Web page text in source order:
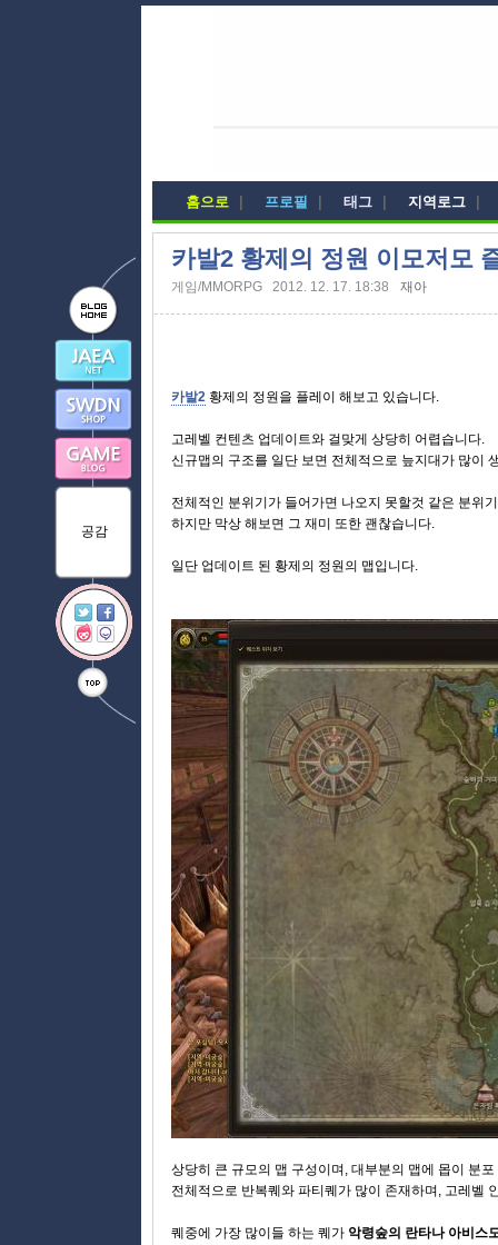
홈으로 프로필 태그 지역로그
카발2 황제의 정원 이모저모
게임/MMORPG 2012. 12. 17. 18:38 재아
카발2 황제의 정원을 플레이 해보고 있습니다.
고레벨 컨텐츠 업데이트와 걸맞게 상당히 어렵습니다.
신규맵의 구조를 일단 보면 전체적으로 늪지대가 많이
전체적인 분위기가 들어가면 나오지 못할것 같은 분위
하지만 막상 해보면 그 재미 또한 괜찮습니다.
일단 업데이트 된 황제의 정원의 맵입니다.
상당히 큰 규모의 맵 구성이며, 대부분의 맵에 몹이 분
전체적으로 반복퀘와 파티퀘가 많이 존재하며, 고레벨
퀘중에 가장 많이들 하는 퀘가 악령숲의 란타나 아비스
공감